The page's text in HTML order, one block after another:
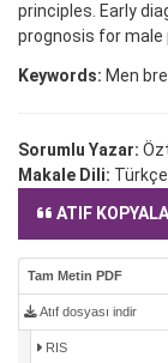
principles. Early
prognosis for
Keywords: Men
Sorumlu Yazar:
Makale Dili: Türkçe
ATIF KOPYALA
Tam Metin PDF
Atıf dosyası indir
RIS